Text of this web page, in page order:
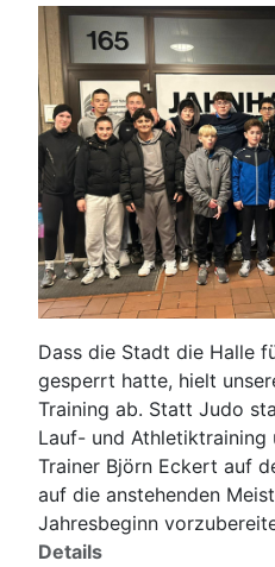
Dass die Stadt die Halle
gesperrt hatte, hielt
Training ab. Statt Judo
Lauf- und
Trainer Björn Eckert auf
auf die anstehenden
Jahresbeginn
Details